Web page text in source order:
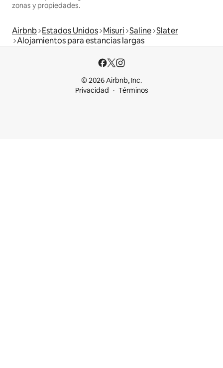
zonas y propiedades.
Airbnb Estados Unidos Misuri Saline Slater
Alojamientos para estancias largas
© 2026 Airbnb, Inc.
Privacidad
Términos